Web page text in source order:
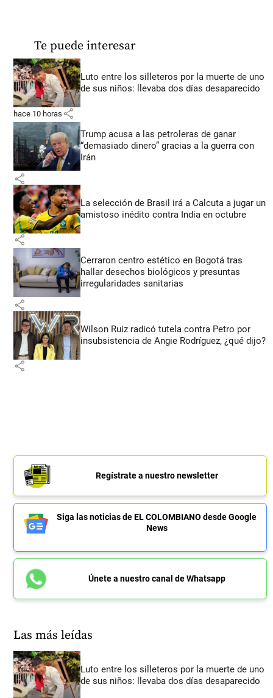
Te puede interesar
Luto entre los silleteros por la muerte de uno
de sus niños: llevaba dos días desaparecido
hace 10 horas share
Trump acusa a las petroleras de ganar
“demasiado dinero” gracias a la guerra con
Irán
share
La selección de Brasil irá a Calcuta a jugar un
amistoso inédito contra India en octubre
share
Cerraron centro estético en Bogotá tras
hallar desechos biológicos y presuntas
irregularidades sanitarias
share
Wilson Ruiz radicó tutela contra Petro por
insubsistencia de Angie Rodríguez, ¿qué dijo?
share
Regístrate a nuestro newsletter
Siga las noticias de EL COLOMBIANO desde Google
News
Únete a nuestro canal de Whatsapp
Las más leídas
Luto entre los silleteros por la muerte de uno
de sus niños: llevaba dos días desaparecido